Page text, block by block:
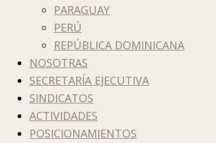
PARAGUAY
PERÚ
REPÚBLICA DOMINICANA
NOSOTRAS
SECRETARÍA EJECUTIVA
SINDICATOS
ACTIVIDADES
POSICIONAMIENTOS